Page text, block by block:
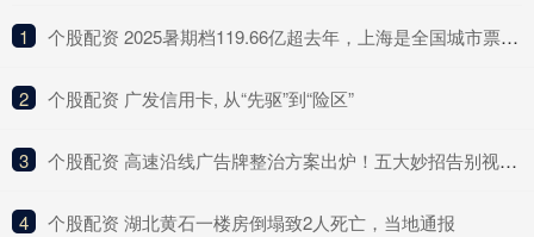
1 ​个股配资 2025暑期档119.66亿超去年，上海是全国城市票房冠军
2 ​个股配资 广发信用卡, 从“先驱”到“险区”
3 ​个股配资 高速沿线广告牌整治方案出炉！五大妙招告别视觉污染乱象
4 ​个股配资 湖北黄石一楼房倒塌致2人死亡，当地通报